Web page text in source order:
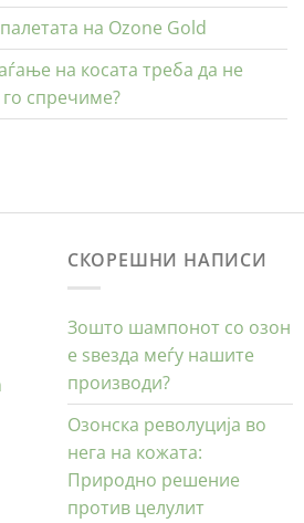
на Ozone Gold
на косата треба да не
спречиме?
СКОРЕШНИ НАПИСИ
Зошто шампонот со озон
е ѕвезда меѓу нашите
производи?
Озонска револуција во
нега на кожата:
Природно решение
против целулит